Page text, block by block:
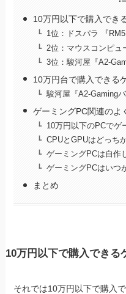
10万円以下で購入でき
1位：ドスパラ 『
2位：マウスコンピュ
3位：駿河屋『A2-
10万円台で購入できる
駿河屋『A2-Gaming
ゲーミングPC関連のよ
10万円以下のPCでゲ
CPUとGPUはどっち
ゲーミングPCは自作
ゲーミングPCはいつ
まとめ
10万円以下で購入できる
それでは10万円以下で購入